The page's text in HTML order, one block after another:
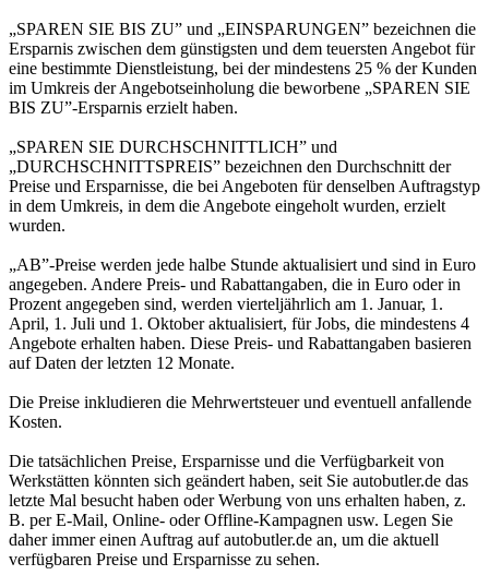
„SPAREN SIE BIS ZU” und „EINSPARUNGEN” bezeichnen die
Ersparnis zwischen dem günstigsten und dem teuersten Angebot für
eine bestimmte Dienstleistung, bei der mindestens 25 % der Kunden
im Umkreis der Angebotseinholung die beworbene „SPAREN SIE
BIS ZU”-Ersparnis erzielt haben.
„SPAREN SIE DURCHSCHNITTLICH” und
„DURCHSCHNITTSPREIS” bezeichnen den Durchschnitt der
Preise und Ersparnisse, die bei Angeboten für denselben Auftragstyp
in dem Umkreis, in dem die Angebote eingeholt wurden, erzielt
wurden.
„AB”-Preise werden jede halbe Stunde aktualisiert und sind in Euro
angegeben. Andere Preis- und Rabattangaben, die in Euro oder in
Prozent angegeben sind, werden vierteljährlich am 1. Januar, 1.
April, 1. Juli und 1. Oktober aktualisiert, für Jobs, die mindestens 4
Angebote erhalten haben. Diese Preis- und Rabattangaben basieren
auf Daten der letzten 12 Monate.
Die Preise inkludieren die Mehrwertsteuer und eventuell anfallende
Kosten.
Die tatsächlichen Preise, Ersparnisse und die Verfügbarkeit von
Werkstätten könnten sich geändert haben, seit Sie autobutler.de das
letzte Mal besucht haben oder Werbung von uns erhalten haben, z.
B. per E-Mail, Online- oder Offline-Kampagnen usw. Legen Sie
daher immer einen Auftrag auf autobutler.de an, um die aktuell
verfügbaren Preise und Ersparnisse zu sehen.